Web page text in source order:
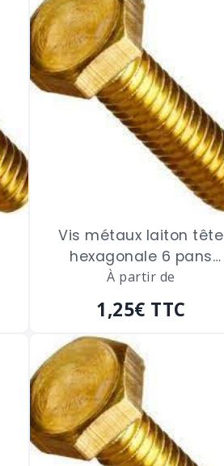
Vis métaux laiton tête
hexagonale 6 pans
filetage total de 4 x 30
m/m
À partir de
1,25€ TTC